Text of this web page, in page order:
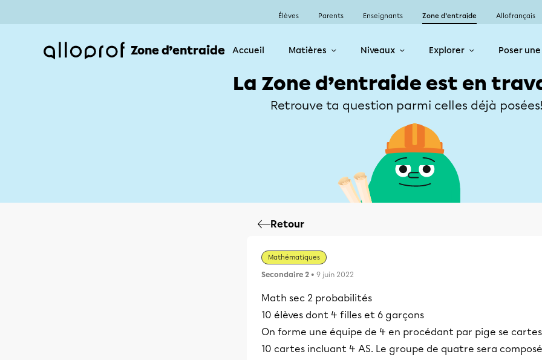
Élèves Parents Enseignants Zone d’entraide Allofrançais
Zone d’entraide Accueil Matières Niveaux Explorer Poser
La Zone d’entraide est en
Retrouve ta question parmi celles déjà
Retour
Mathématiques
Secondaire 2 • 9 juin 2022
Math sec 2 probabilités
10 élèves dont 4 filles et 6 garçons
On forme une équipe de 4 en procédant par pige se
10 cartes incluant 4 AS. Le groupe de quatre sera composé